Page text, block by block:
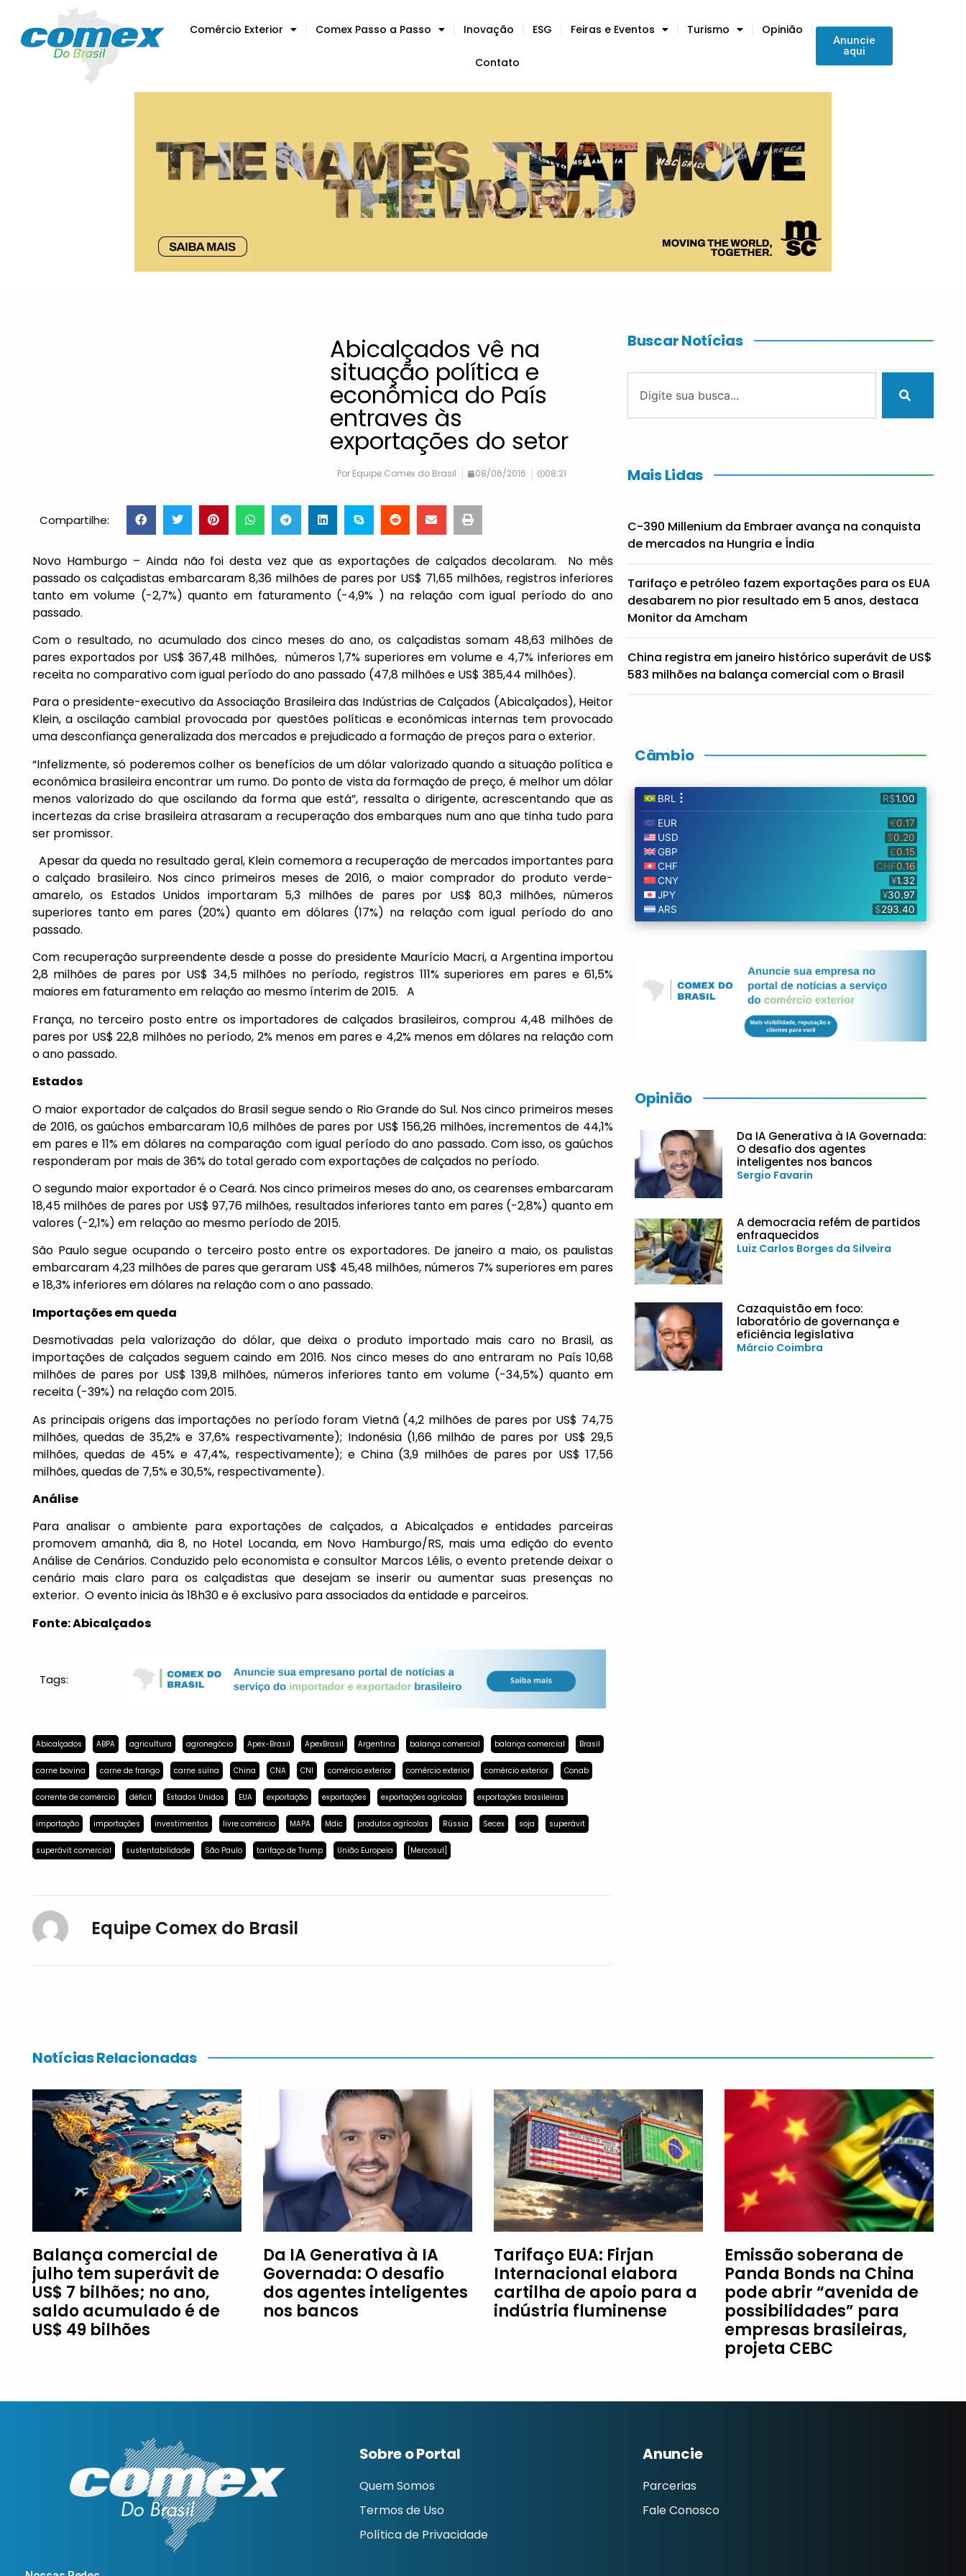
Comércio Exterior Comex Passo a Passo Inovação ESG Feiras e Eventos Turismo Opinião
Contato
Anuncie
aqui
Abicalçados vê na
situação política e
econômica do País
entraves às
exportações do setor
Por Equipe Comex do Brasil 08/06/2016 08:21
Compartilhe:
Novo Hamburgo – Ainda não foi desta vez que as exportações de calçados decolaram. No mês
passado os calçadistas embarcaram 8,36 milhões de pares por US$ 71,65 milhões, registros inferiores
tanto em volume (-2,7%) quanto em faturamento (-4,9% ) na relação com igual período do ano
passado.
Com o resultado, no acumulado dos cinco meses do ano, os calçadistas somam 48,63 milhões de
pares exportados por US$ 367,48 milhões, números 1,7% superiores em volume e 4,7% inferiores em
receita no comparativo com igual período do ano passado (47,8 milhões e US$ 385,44 milhões).
Para o presidente-executivo da Associação Brasileira das Indústrias de Calçados (Abicalçados), Heitor
Klein, a oscilação cambial provocada por questões políticas e econômicas internas tem provocado
uma desconfiança generalizada dos mercados e prejudicado a formação de preços para o exterior.
“Infelizmente, só poderemos colher os benefícios de um dólar valorizado quando a situação política e
econômica brasileira encontrar um rumo. Do ponto de vista da formação de preço, é melhor um dólar
menos valorizado do que oscilando da forma que está”, ressalta o dirigente, acrescentando que as
incertezas da crise brasileira atrasaram a recuperação dos embarques num ano que tinha tudo para
ser promissor.
Apesar da queda no resultado geral, Klein comemora a recuperação de mercados importantes para
o calçado brasileiro. Nos cinco primeiros meses de 2016, o maior comprador do produto verde-
amarelo, os Estados Unidos importaram 5,3 milhões de pares por US$ 80,3 milhões, números
superiores tanto em pares (20%) quanto em dólares (17%) na relação com igual período do ano
passado.
Com recuperação surpreendente desde a posse do presidente Maurício Macri, a Argentina importou
2,8 milhões de pares por US$ 34,5 milhões no período, registros 111% superiores em pares e 61,5%
maiores em faturamento em relação ao mesmo ínterim de 2015. A
França, no terceiro posto entre os importadores de calçados brasileiros, comprou 4,48 milhões de
pares por US$ 22,8 milhões no período, 2% menos em pares e 4,2% menos em dólares na relação com
o ano passado.
Estados
O maior exportador de calçados do Brasil segue sendo o Rio Grande do Sul. Nos cinco primeiros meses
de 2016, os gaúchos embarcaram 10,6 milhões de pares por US$ 156,26 milhões, incrementos de 44,1%
em pares e 11% em dólares na comparação com igual período do ano passado. Com isso, os gaúchos
responderam por mais de 36% do total gerado com exportações de calçados no período.
O segundo maior exportador é o Ceará. Nos cinco primeiros meses do ano, os cearenses embarcaram
18,45 milhões de pares por US$ 97,76 milhões, resultados inferiores tanto em pares (-2,8%) quanto em
valores (-2,1%) em relação ao mesmo período de 2015.
São Paulo segue ocupando o terceiro posto entre os exportadores. De janeiro a maio, os paulistas
embarcaram 4,23 milhões de pares que geraram US$ 45,48 milhões, números 7% superiores em pares
e 18,3% inferiores em dólares na relação com o ano passado.
Importações em queda
Desmotivadas pela valorização do dólar, que deixa o produto importado mais caro no Brasil, as
importações de calçados seguem caindo em 2016. Nos cinco meses do ano entraram no País 10,68
milhões de pares por US$ 139,8 milhões, números inferiores tanto em volume (-34,5%) quanto em
receita (-39%) na relação com 2015.
As principais origens das importações no período foram Vietnã (4,2 milhões de pares por US$ 74,75
milhões, quedas de 35,2% e 37,6% respectivamente); Indonésia (1,66 milhão de pares por US$ 29,5
milhões, quedas de 45% e 47,4%, respectivamente); e China (3,9 milhões de pares por US$ 17,56
milhões, quedas de 7,5% e 30,5%, respectivamente).
Análise
Para analisar o ambiente para exportações de calçados, a Abicalçados e entidades parceiras
promovem amanhã, dia 8, no Hotel Locanda, em Novo Hamburgo/RS, mais uma edição do evento
Análise de Cenários. Conduzido pelo economista e consultor Marcos Lélis, o evento pretende deixar o
cenário mais claro para os calçadistas que desejam se inserir ou aumentar suas presenças no
exterior. O evento inicia às 18h30 e é exclusivo para associados da entidade e parceiros.
Fonte: Abicalçados
Tags:
Abicalçados ABPA agricultura agronegócio Apex-Brasil ApexBrasil Argentina balança comercial balança comercial Brasil
carne bovina carne de frango carne suína China CNA CNI comércio exterior comércio exterior comércio exterior. Conab
corrente de comércio déficit Estados Unidos EUA exportação exportações exportações agrícolas exportações brasileiras
importação importações investimentos livre comércio MAPA Mdic produtos agrícolas Rússia Secex soja superávit
superávit comercial sustentabilidade São Paulo tarifaço de Trump União Europeia [Mercosul]
Equipe Comex do Brasil
Buscar Notícias
Mais Lidas
C-390 Millenium da Embraer avança na conquista
de mercados na Hungria e Índia
Tarifaço e petróleo fazem exportações para os EUA
desabarem no pior resultado em 5 anos, destaca
Monitor da Amcham
China registra em janeiro histórico superávit de US$
583 milhões na balança comercial com o Brasil
Câmbio
Opinião
Da IA Generativa à IA Governada:
O desafio dos agentes
inteligentes nos bancos
Sergio Favarin
A democracia refém de partidos
enfraquecidos
Luiz Carlos Borges da Silveira
Cazaquistão em foco:
laboratório de governança e
eficiência legislativa
Márcio Coimbra
Notícias Relacionadas
Balança comercial de
julho tem superávit de
US$ 7 bilhões; no ano,
saldo acumulado é de
US$ 49 bilhões
Da IA Generativa à IA
Governada: O desafio
dos agentes inteligentes
nos bancos
Tarifaço EUA: Firjan
Internacional elabora
cartilha de apoio para a
indústria fluminense
Emissão soberana de
Panda Bonds na China
pode abrir “avenida de
possibilidades” para
empresas brasileiras,
projeta CEBC
Sobre o Portal
Quem Somos
Termos de Uso
Política de Privacidade
Anuncie
Parcerias
Fale Conosco